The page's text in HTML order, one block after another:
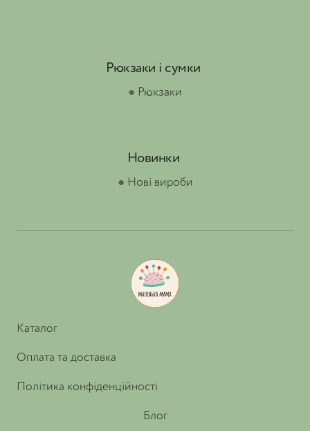
Рюкзаки і сумки
● Рюкзаки
Новинки
● Нові вироби
Каталог
Оплата та доставка
Політика конфіденційності
Блог